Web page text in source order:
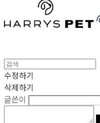
수정하기
삭제하기
글쓴이